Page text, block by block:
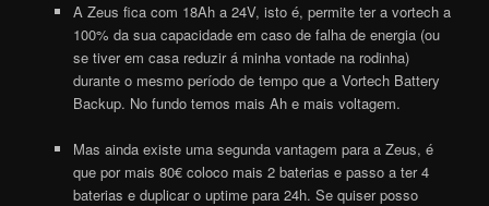
A Zeus fica com 18Ah a 24V, isto é, permite ter a vortecha
100% da sua capacidade em caso de falha de energia (ou
se tiver em casa reduzir á minha vontade na rodinha)
durante o mesmo período de tempo que a Vortech Battery
Backup. No fundo temos mais Ah e mais voltagem.
Mas ainda existe uma segunda vantagem para a Zeus, é
que por mais 80€ coloco mais 2 baterias e passo a ter 4
baterias e duplicar o uptime para 24h. Se quiser posso